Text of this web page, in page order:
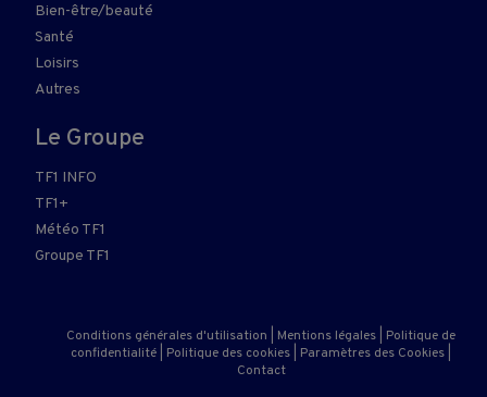
Bien-être/beauté
Santé
Loisirs
Autres
Le Groupe
TF1 INFO
TF1+
Météo TF1
Groupe TF1
Conditions générales d'utilisation Mentions légales
Politique de
confidentialité
Politique des cookies Paramètres des Cookies
Contact